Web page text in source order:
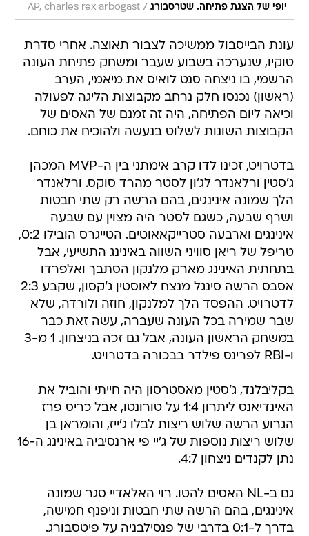
יופי של הצגת פתיחה. שטרסבורג /
AP, charles rex arbogast
עונת הבייסבול ממשיכה לצבור תאוצה. אחרי סדרת
טוקיו, שנערכה בשבוע שעבר ומשחק פתיחת העונה
הרשמי, בו ניצחה סנט לואיס את מיאמי, הערב
(ראשון) נכנסו חלק נרחב מקבוצות הליגה לפעולה
וכיאה ליום הפתיחה, היה זה זמנם של האסים של
הקבוצות השונות לשלוט בנעשה ולהוכיח את כוחם.
בדטרויט, זכינו לדו קרב אימתני בין ה-MVP המכהן
ג'סטין ורלאנדר לג'ון לסטר מהרד סוקס. ורלאנדר
הלך שמונה אינינגים, בהם הרשה רק שתי חבטות
ושרף שבעה, כשגם לסטר היה מצוין עם שבעה
אינינגים וארבעה סטרייקאאוטים. הטייגרס הובילו 0:2,
טריפל של ריאן סוויני השווה באינינג התשיעי, אבל
בתחתית האינינג מארק מלנקון הסתבך ואלפרדו
אסבס הרשה סינגל מנצח לאוסטין ג'קסון, שקבע 2:3
לדטרויט. ההפסד הלך למלנקון, חוזה ולורדה, שלא
שבר שמירה בכל העונה שעברה, עשה זאת כבר
במשחק הראשון העונה, אבל גם זכה בניצחון. 1 מ-3
ו-RBI לפרינס פילדר בבכורה בדטרויט.
בקליבלנד, ג'סטין מאסטרסון היה חייתי והוביל את
האינדיאנס ליתרון 1:4 על טורונטו, אבל כריס פרז
הגרוע הרשה שלוש ריצות לבלו ג'ייז, והומראן בן
שלוש ריצות נוספות של ג'יי פי ארנסיביה באינינג ה-16
נתן לקנדים ניצחון 4:7.
גם ב-NL האסים להטו. רוי האלאדיי סגר שמונה
אינינגים, בהם הרשה שתי חבטות וניפנף חמישה,
בדרך ל-0:1 בדרבי של פנסילבניה על פיטסבורג.